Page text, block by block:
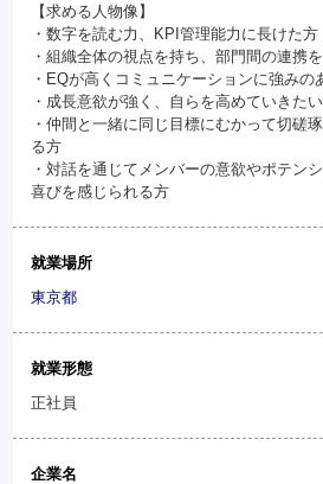
【求める人物像】
・数字を読む力、KPI管理能力に長けた方
・組織全体の視点を持ち、部門間の連携
・EQが高くコミュニケーションに強みの
・成長意欲が強く、自らを高めていきた
・仲間と一緒に同じ目標にむかって切磋
る方
・対話を通じてメンバーの意欲やポテン
喜びを感じられる方
就業場所
東京都
就業形態
正社員
企業名